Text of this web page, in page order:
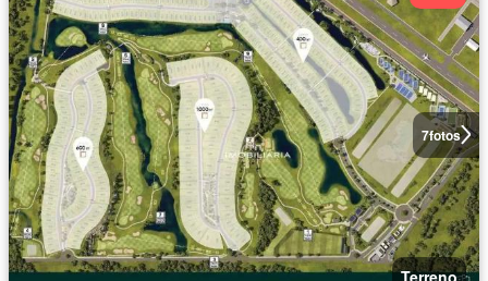
7fotos
Terreno